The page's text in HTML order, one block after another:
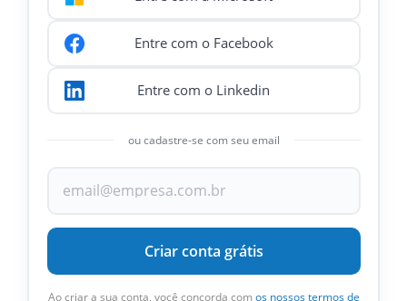
Entre com o Facebook
Entre com o Linkedin
ou cadastre-se com seu email
Criar conta grátis
Ao criar a sua conta, você concorda com os nossos termos de